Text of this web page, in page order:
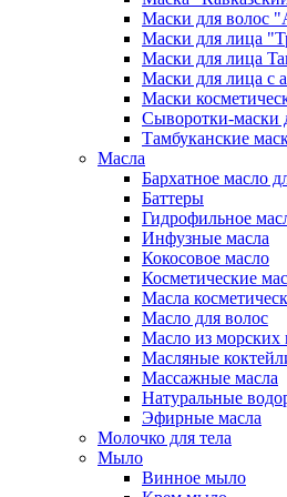
Маски для волос
Маски для лица
Маски для лица
Маски для лица с
Маски
Сыворотки-маски
Тамбуканские
Масла
Бархатное масло
Баттеры
Гидрофильное
Инфузные масла
Кокосовое масло
Косметические
Масла
Масло для волос
Масло из морских
Масляные
Массажные масла
Натуральные
Эфирные масла
Молочко для тела
Мыло
Винное мыло